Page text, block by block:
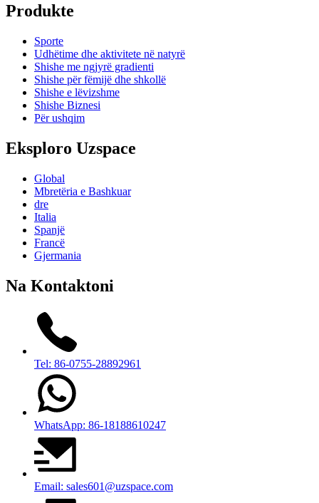
Produkte
Sporte
Udhëtime dhe aktivitete në natyrë
Shishe me ngjyrë gradienti
Shishe për fëmijë dhe shkollë
Shishe e lëvizshme
Shishe Biznesi
Për ushqim
Eksploro Uzspace
Global
Mbretëria e Bashkuar
dre
Italia
Spanjë
Francë
Gjermania
Na Kontaktoni
Tel: 86-0755-28892961
WhatsApp: 86-18188610247
Email: sales601@uzspace.com